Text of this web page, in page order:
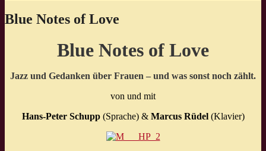
Blue Notes of Love
Blue Notes of Love
Jazz und Gedanken über Frauen – und was sonst noch zählt.
von und mit
Hans-Peter Schupp(Sprache) & Marcus Rüdel(Klavier)